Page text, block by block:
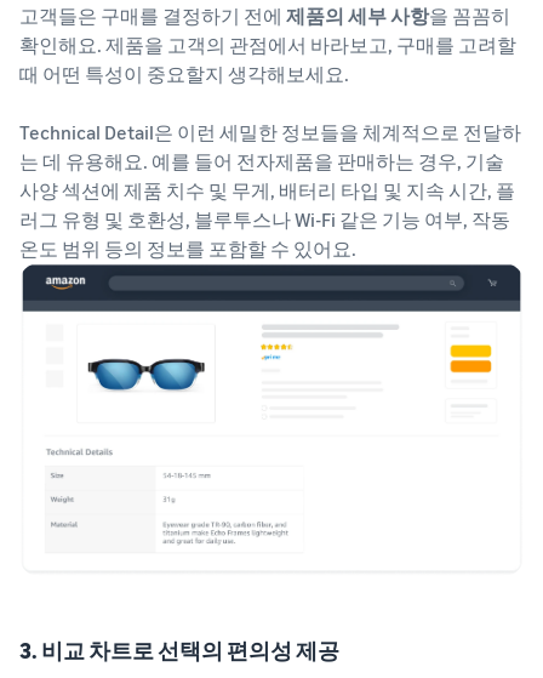
고객들은 구매를 결정하기 전에 제품의 세부 사항을 꼼꼼히
확인해요. 제품을 고객의 관점에서 바라보고, 구매를 고려할
때 어떤 특성이 중요할지 생각해보세요.
Technical Detail은 이런 세밀한 정보들을 체계적으로 전달하
는 데 유용해요. 예를 들어 전자제품을 판매하는 경우, 기술
사양 섹션에 제품 치수 및 무게, 배터리 타입 및 지속 시간, 플
러그 유형 및 호환성, 블루투스나 Wi-Fi 같은 기능 여부, 작동
온도 범위 등의 정보를 포함할 수 있어요.
3. 비교 차트로 선택의 편의성 제공